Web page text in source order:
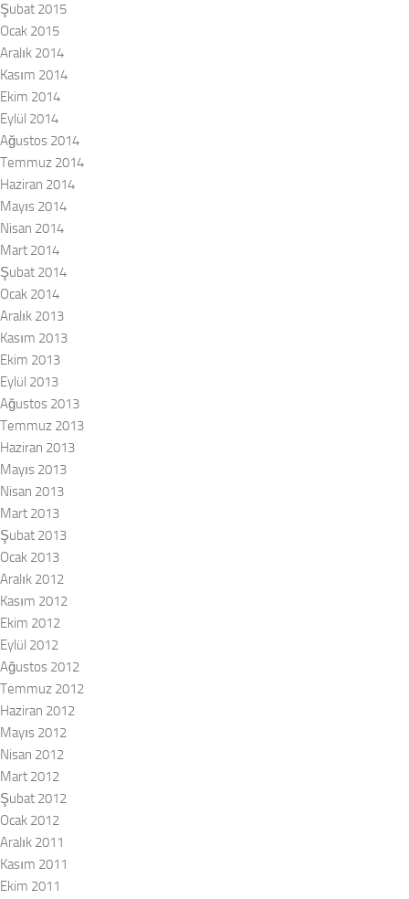
Şubat 2015
Ocak 2015
Aralık 2014
Kasım 2014
Ekim 2014
Eylül 2014
Ağustos 2014
Temmuz 2014
Haziran 2014
Mayıs 2014
Nisan 2014
Mart 2014
Şubat 2014
Ocak 2014
Aralık 2013
Kasım 2013
Ekim 2013
Eylül 2013
Ağustos 2013
Temmuz 2013
Haziran 2013
Mayıs 2013
Nisan 2013
Mart 2013
Şubat 2013
Ocak 2013
Aralık 2012
Kasım 2012
Ekim 2012
Eylül 2012
Ağustos 2012
Temmuz 2012
Haziran 2012
Mayıs 2012
Nisan 2012
Mart 2012
Şubat 2012
Ocak 2012
Aralık 2011
Kasım 2011
Ekim 2011